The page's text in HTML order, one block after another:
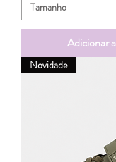
Adicionar
Novidade